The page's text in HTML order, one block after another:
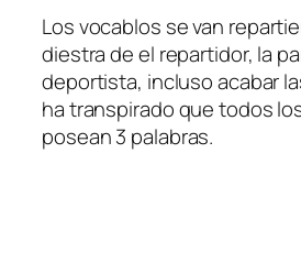
Los vocablos se van
diestra de el repartidor, la
deportista, incluso acabar
ha transpirado que todos
posean 3 palabras.